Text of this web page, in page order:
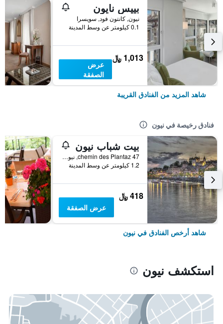
بييس نايون
نيون, كانتون فود, سويسرا
0.1 كيلومتر عن وسط المدينة
1,013 ﷼
عرض
الصفقة
شاهد المزيد من الفنادق القريبة
فنادق رخيصة في نيون
بيت شباب نيون
chemin des Plantaz 47, نيون, كانتون فود, سويسرا
1.2 كيلومتر عن وسط المدينة
418 ﷼
عرض الصفقة
شاهد أرخص الفنادق في نيون
استكشف نيون